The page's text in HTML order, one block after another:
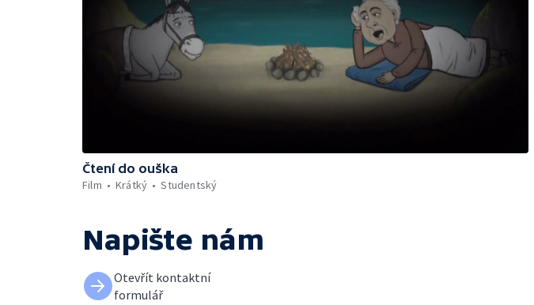
Čtení do ouška
Film
Krátký Studentský
Napište nám
Otevřít kontaktní
formulář